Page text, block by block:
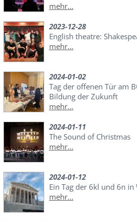
mehr...
2023-12-28
English theatre:
mehr...
2024-01-02
Tag der offenen Tür am
Bildung der Zukunft
mehr...
2024-01-11
The Sound of Christmas
mehr...
2024-01-12
Ein Tag der 6kl und 6n in
mehr...